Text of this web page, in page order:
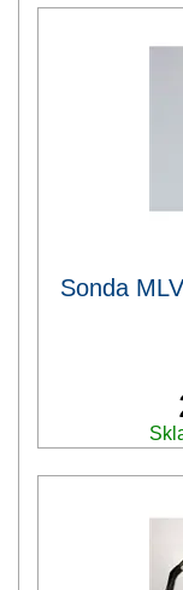
Sonda